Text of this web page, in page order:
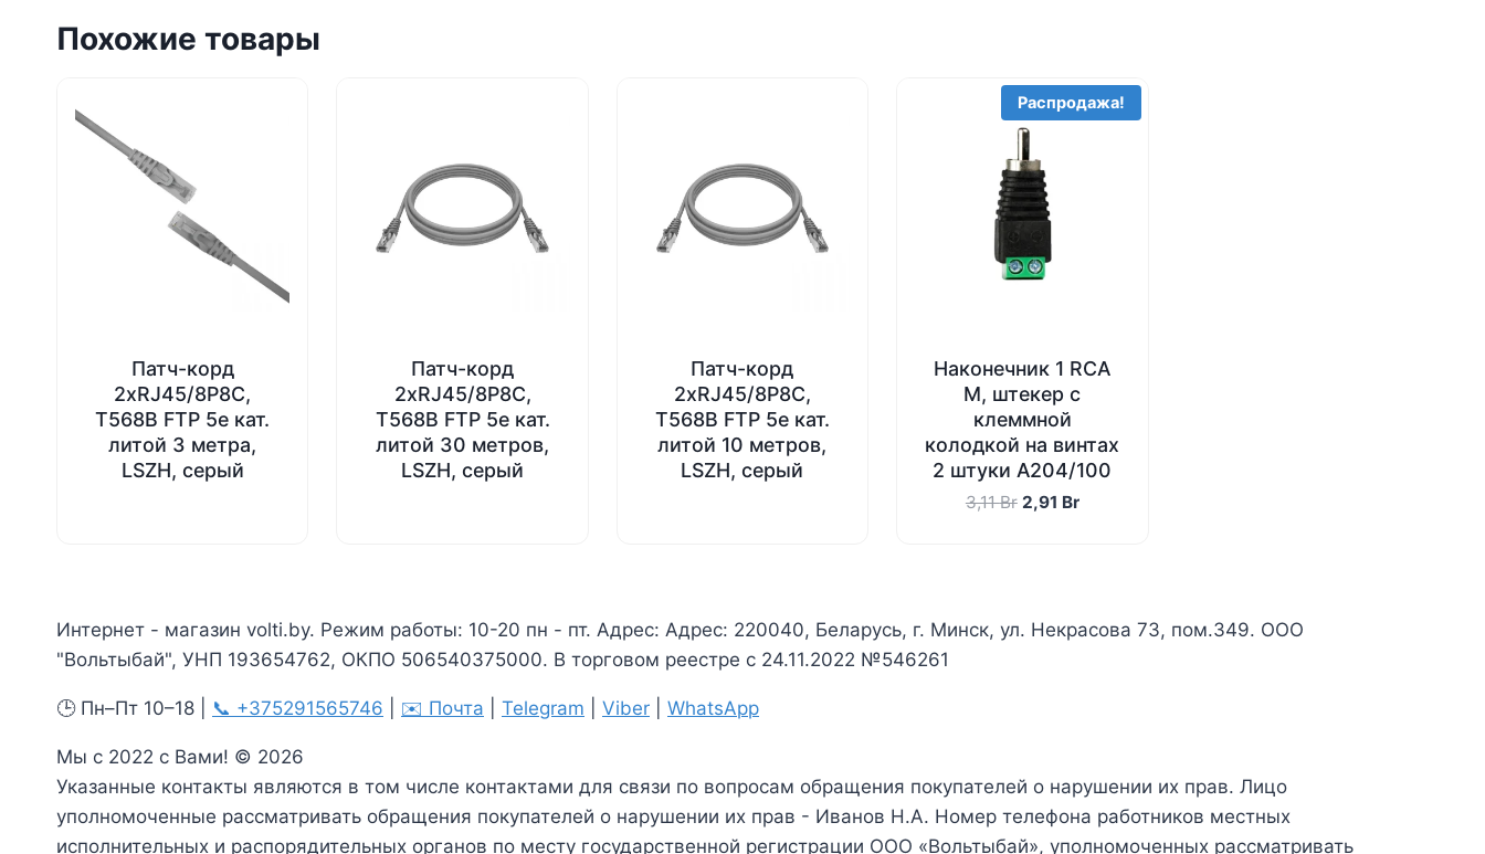
Похожие товары
Патч-корд
2хRJ45/8P8C,
T568B FTP 5e кат.
литой 3 метра,
LSZH, серый
Патч-корд
2хRJ45/8P8C,
T568B FTP 5e кат.
литой 30 метров,
LSZH, серый
Патч-корд
2хRJ45/8P8C,
T568B FTP 5e кат.
литой 10 метров,
LSZH, серый
Распродажа!
Наконечник 1 RCA
M, штекер с
клеммной
колодкой на винтах
2 штуки A204/100
3,11Br Первоначальная
2,91 BrТекущая
Интернет - магазин volti.by. Режим работы: 10-20 пн - пт. Адрес: Адрес: 220040, Беларусь, г. Минск, ул. Некрасова 73, пом.349. ООО
"Вольтыбай", УНП 193654762, ОКПО 506540375000. В торговом реестре с 24.11.2022 №546261
🕒 Пн–Пт 10–18 | 📞 +375291565746 ✉️ Почта Telegram Viber WhatsApp
Мы с 2022 с Вами! © 2026
Указанные контакты являются в том числе контактами для связи по вопросам обращения покупателей о нарушении их прав. Лицо
уполномоченные рассматривать обращения покупателей о нарушении их прав - Иванов Н.А. Номер телефона работников местных
исполнительных и распорядительных органов по месту государственной регистрации ООО «Вольтыбай», уполномоченных рассматривать